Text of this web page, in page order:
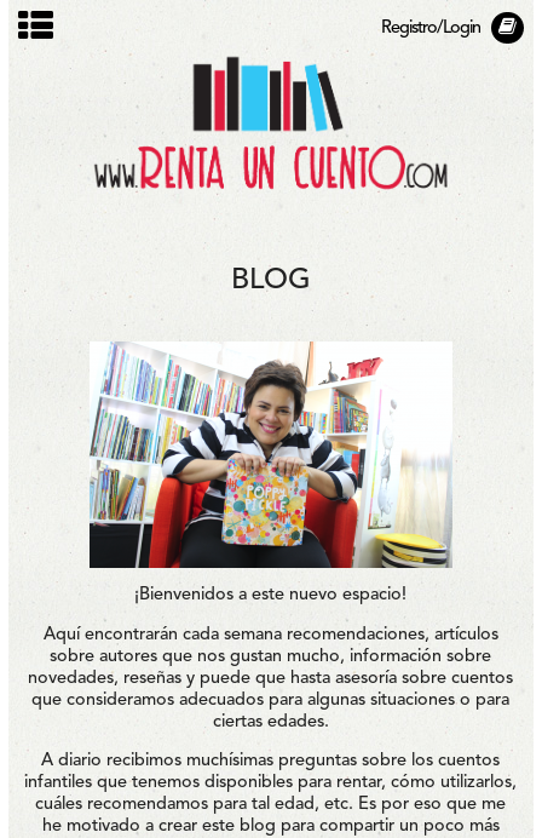
Registro/Login
BLOG
¡Bienvenidos a este nuevo espacio!
Aquí encontrarán cada semana recomendaciones, artículos
sobre autores que nos gustan mucho, información sobre
novedades, reseñas y puede que hasta asesoría sobre cuentos
que consideramos adecuados para algunas situaciones o para
ciertas edades.
A diario recibimos muchísimas preguntas sobre los cuentos
infantiles que tenemos disponibles para rentar, cómo utilizarlos,
cuáles recomendamos para tal edad, etc. Es por eso que me
he motivado a crear este blog para compartir un poco más